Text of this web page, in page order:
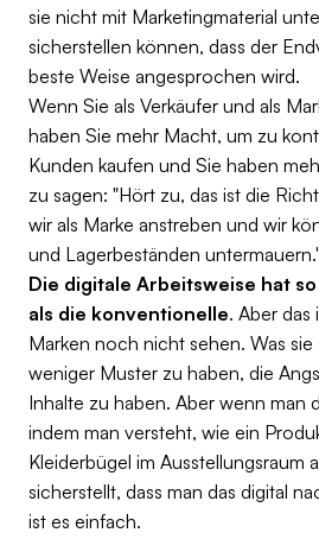
sie nicht mit Marketingmaterial
sicherstellen können, dass der
beste Weise angesprochen wird.
Wenn Sie als Verkäufer und als
haben Sie mehr Macht, um zu
Kunden kaufen und Sie haben
zu sagen: "Hört zu, das ist die
wir als Marke anstreben und wir
und Lagerbeständen
Die digitale Arbeitsweise hat
als die konventionelle. Aber das
Marken noch nicht sehen. Was sie
weniger Muster zu haben, die
Inhalte zu haben. Aber wenn man
indem man versteht, wie ein
Kleiderbügel im Ausstellungsraum
sicherstellt, dass man das digital
ist es einfach.